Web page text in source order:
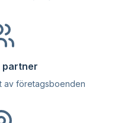
partner
av företagsboenden